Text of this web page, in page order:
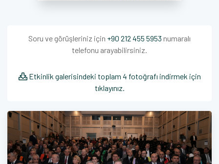
Soru ve görüşleriniz için +90 212 455 5953 numaralı
telefonu arayabilirsiniz.
Etkinlik galerisindeki toplam 4 fotoğrafı indirmek için
tıklayınız.